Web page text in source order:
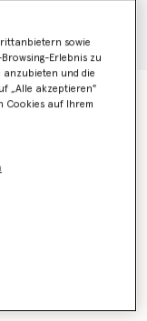
sowie
Erlebnis zu
anzubieten und die
„Alle akzeptieren"
Cookies auf Ihrem